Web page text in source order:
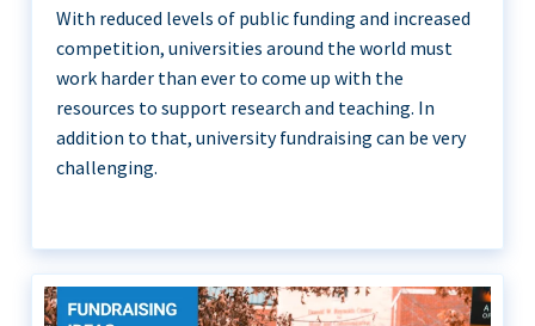
With reduced levels of public funding and increased
competition, universities around the world must
work harder than ever to come up with the
resources to support research and teaching. In
addition to that, university fundraising can be very
challenging.